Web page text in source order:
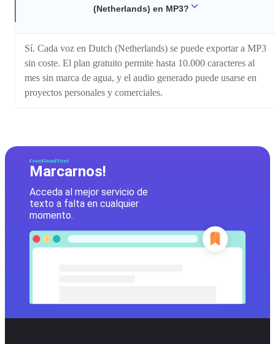
(Netherlands) en MP3?
Sí. Cada voz en Dutch (Netherlands) se puede exportar a MP3
sin coste. El plan gratuito permite hasta 10.000 caracteres al
mes sin marca de agua, y el audio generado puede usarse en
proyectos personales y comerciales.
Marcarnos!
Acceda al mejor servicio de
texto a falta en cualquier
momento.